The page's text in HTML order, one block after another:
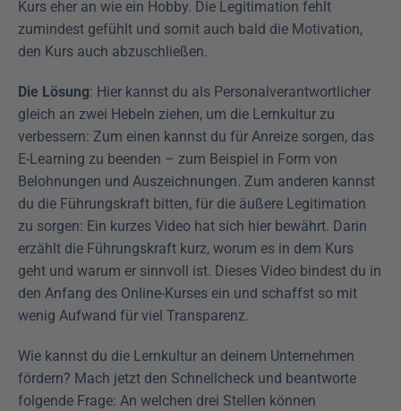
Kurs eher an wie ein Hobby. Die Legitimation fehlt
zumindest gefühlt und somit auch bald die Motivation,
den Kurs auch abzuschließen.
Die Lösung: Hier kannst du als Personalverantwortlicher
gleich an zwei Hebeln ziehen, um die Lernkultur zu
verbessern: Zum einen kannst du für Anreize sorgen, das
E-Learning zu beenden – zum Beispiel in Form von
Belohnungen und Auszeichnungen. Zum anderen kannst
du die Führungskraft bitten, für die äußere Legitimation
zu sorgen: Ein kurzes Video hat sich hier bewährt. Darin
erzählt die Führungskraft kurz, worum es in dem Kurs
geht und warum er sinnvoll ist. Dieses Video bindest du in
den Anfang des Online-Kurses ein und schaffst so mit
wenig Aufwand für viel Transparenz.
Wie kannst du die Lernkultur an deinem Unternehmen
fördern? Mach jetzt den Schnellcheck und beantworte
folgende Frage: An welchen drei Stellen können